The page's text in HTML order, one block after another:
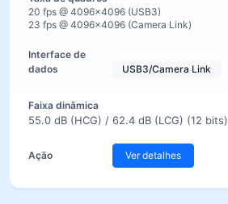
20 fps @ 4096×4096 (USB3)
23 fps @ 4096×4096 (Camera Link)
USB3/Camera Link
55.0 dB (HCG) / 62.4 dB (LCG) (12 bits)
Ver detalhes